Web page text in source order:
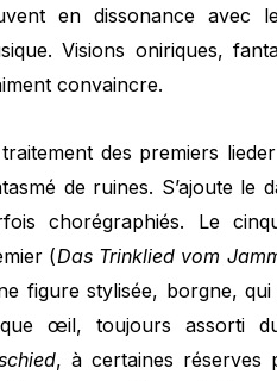
en dissonance avec
Visions oniriques,
convaincre.
des premiers
de ruines. S’ajoute le
chorégraphiés. Le
(Das Trinklied vom
figure stylisée, borgne,
œil, toujours assorti
, à certaines réserves